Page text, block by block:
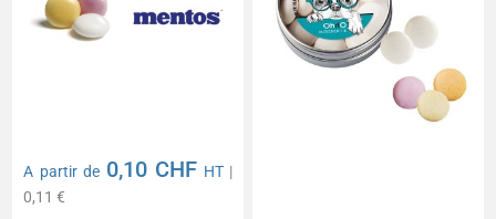
A partir de 0,10 CHF HT|
0,11 €